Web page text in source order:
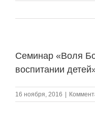
Семинар «Воля
воспитании
16 ноября, 2016